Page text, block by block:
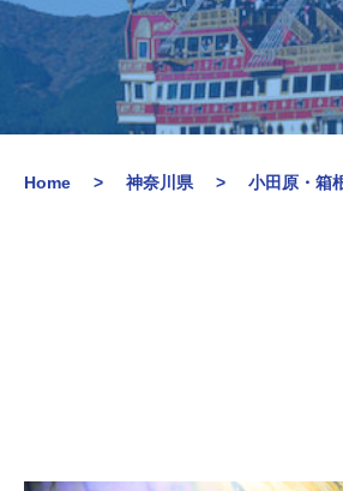
Home 神奈川県 小田原・箱